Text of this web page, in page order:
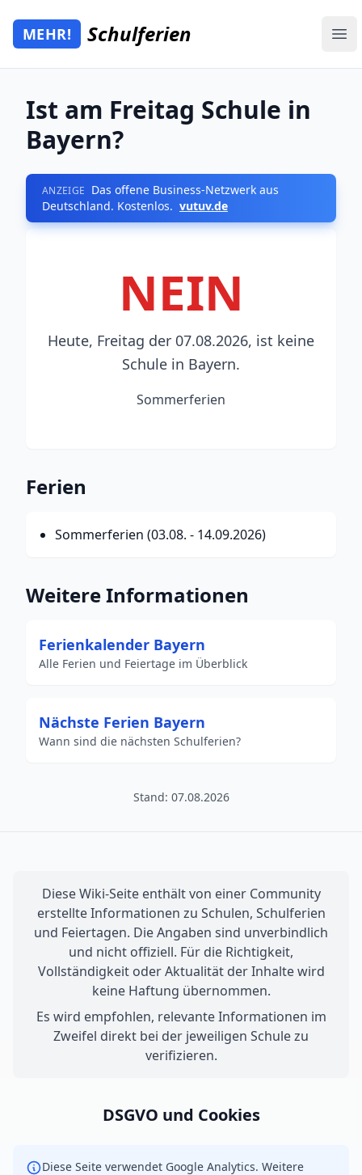
Zum Hauptinhalt springen
Mehr Schulferien
MEHR! Schulferien
Ist am Freitag Schule in
Bayern?
ANZEIGE Das offene Business-Netzwerk aus
Deutschland. Kostenlos. vutuv.de
NEIN
Heute, Freitag der 07.08.2026, ist keine
Schule in Bayern.
Sommerferien
Ferien
Sommerferien (03.08. - 14.09.2026)
Weitere Informationen
Ferienkalender Bayern
Alle Ferien und Feiertage im Überblick
Nächste Ferien Bayern
Wann sind die nächsten Schulferien?
Stand: 07.08.2026
Diese Wiki-Seite enthält von einer Community
erstellte Informationen zu Schulen, Schulferien
und Feiertagen. Die Angaben sind unverbindlich
und nicht offiziell. Für die Richtigkeit,
Vollständigkeit oder Aktualität der Inhalte wird
keine Haftung übernommen.
Es wird empfohlen, relevante Informationen im
Zweifel direkt bei der jeweiligen Schule zu
verifizieren.
DSGVO und Cookies
Diese Seite verwendet Google Analytics. Weitere